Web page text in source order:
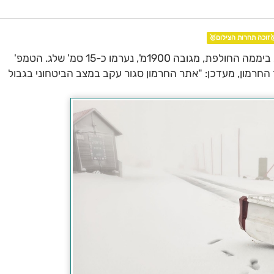
תחרות הצילום🥇
השלג המשיך לרדת ביממה החולפת, מגובה 1900מ', נערמו כ-15 סמ' שלג. הטמפ'
מנכ"ל אתר החרמון, מעדכן: "אתר החרמון סגור עקב במצב הביטחוני בגבול